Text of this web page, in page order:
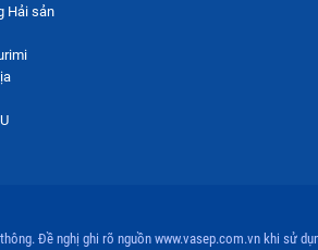
Hải sản
Đề nghị ghi rõ nguồn www.vasep.com.vn khi sử